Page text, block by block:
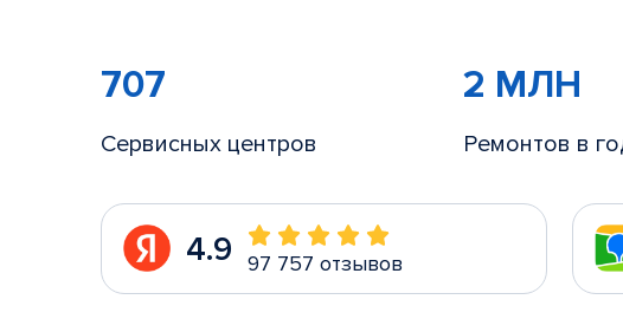
707
Сервисных центров
2 МЛН
Ремонтов в
4.9 97 757 отзывов